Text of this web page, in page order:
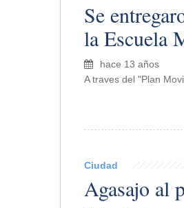
Se
la Escuela
hace 13 años
A traves del "Plan
Ciudad
Agasajo al